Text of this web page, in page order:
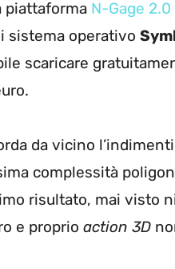
piattaforma N-Gage 2.0
sistema operativo
scaricare
da vicino
complessità
risultato, mai visto
e proprio action 3D